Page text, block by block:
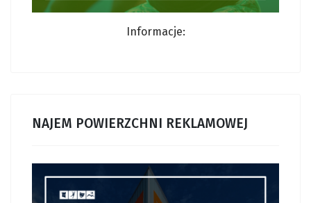
Informacje:
NAJEM POWIERZCHNI REKLAMOWEJ